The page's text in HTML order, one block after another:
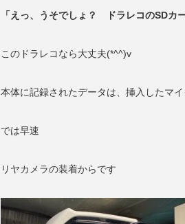
「えっ、うそでしょ？ ドラレコのSDカ
このドラレコなら大丈夫(*^^)v
本体に記録されたデータは、挿入したマ
では早速
リヤカメラの装着からです